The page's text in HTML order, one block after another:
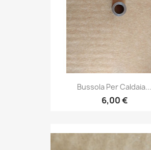
Bussola Per Caldaia...
6,00 €